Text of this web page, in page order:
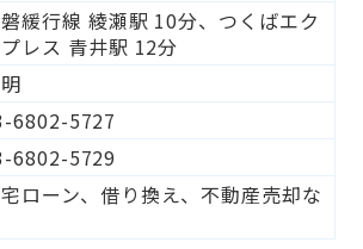
緩行線 綾瀬駅 10分、つくばエク
レス 青井駅 12分
6802-5727
6802-5729
ローン、借り換え、不動産売却な